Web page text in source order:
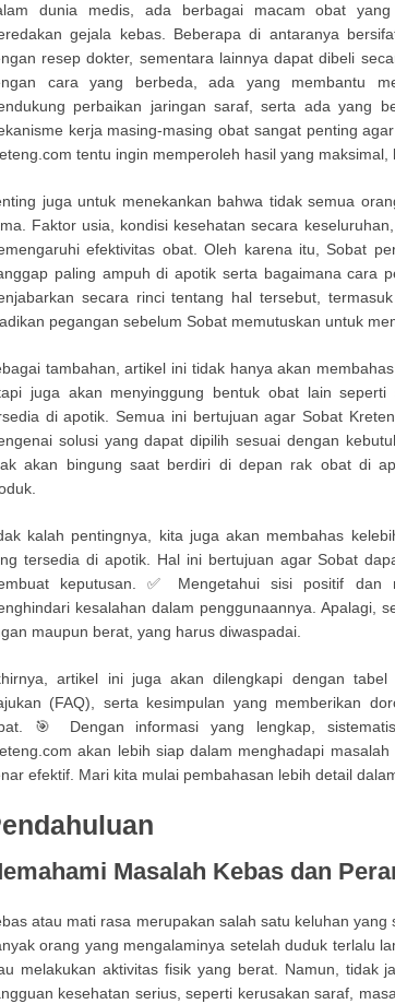
dunia medis, ada berbagai macam obat
gejala kebas. Beberapa di antaranya
resep dokter, sementara lainnya dapat dibeli
cara yang berbeda, ada yang membantu
perbaikan jaringan saraf, serta ada yang
kerja masing-masing obat sangat penting
tentu ingin memperoleh hasil yang maksimal,
juga untuk menekankan bahwa tidak semua
Faktor usia, kondisi kesehatan secara
efektivitas obat. Oleh karena itu, Sobat
paling ampuh di apotik serta bagaimana cara
secara rinci tentang hal tersebut,
pegangan sebelum Sobat memutuskan untuk
tambahan, artikel ini tidak hanya akan
juga akan menyinggung bentuk obat lain
di apotik. Semua ini bertujuan agar Sobat
solusi yang dapat dipilih sesuai dengan
akan bingung saat berdiri di depan rak obat di
kalah pentingnya, kita juga akan membahas
tersedia di apotik. Hal ini bertujuan agar Sobat
keputusan. ✅ Mengetahui sisi positif
kesalahan dalam penggunaannya. Apalagi,
maupun berat, yang harus diwaspadai.
artikel ini juga akan dilengkapi dengan
(FAQ), serta kesimpulan yang memberikan
🎯 Dengan informasi yang lengkap,
akan lebih siap dalam menghadapi
efektif. Mari kita mulai pembahasan lebih detail
Masalah Kebas dan
atau mati rasa merupakan salah satu keluhan
orang yang mengalaminya setelah duduk terlalu
melakukan aktivitas fisik yang berat. Namun, tidak
kesehatan serius, seperti kerusakan saraf,